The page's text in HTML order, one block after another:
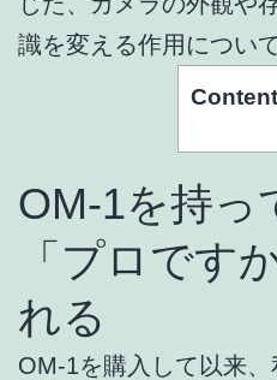
識を変える作用につい
OM-1を持っ
「プロです
れる
OM-1を購入して以来